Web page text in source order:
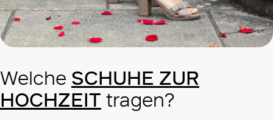
Welche SCHUHE ZUR
HOCHZEIT tragen?